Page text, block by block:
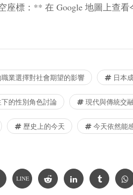
座標：** 在 Google 地圖上查
業選擇對社會期望的影響 日本
的性別角色討論 現代與傳統交
歷史上的今天 今天依然能
LINE